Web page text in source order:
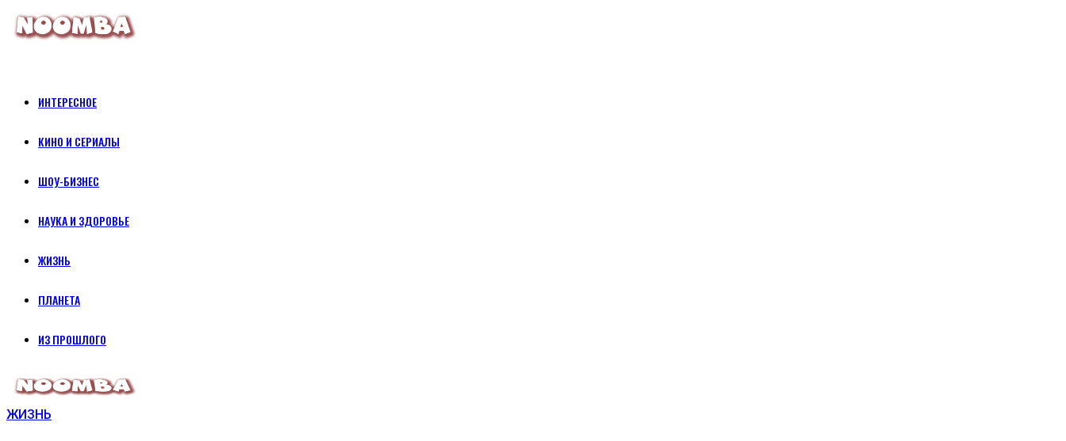
ИНТЕРЕСНОЕ
КИНО И СЕРИАЛЫ
ШОУ-БИЗНЕС
НАУКА И ЗДОРОВЬЕ
ЖИЗНЬ
ПЛАНЕТА
ИЗ ПРОШЛОГО
ЖИЗНЬ